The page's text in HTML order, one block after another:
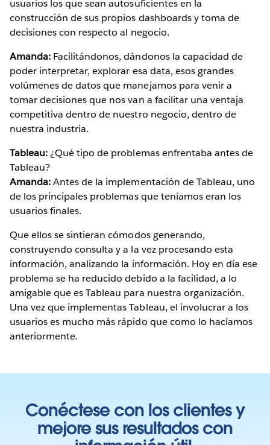
usuarios los que sean autosuficientes en la
construcción de sus propios dashboards y toma de
decisiones con respecto al negocio.
Amanda: Facilitándonos, dándonos la capacidad de
poder interpretar, explorar esa data, esos grandes
volúmenes de datos que manejamos para venir a
tomar decisiones que nos van a facilitar una ventaja
competitiva dentro de nuestro negocio, dentro de
nuestra industria.
Tableau:¿Qué tipo de problemas enfrentaba antes de
Tableau?
Amanda:Antes de la implementación de Tableau, uno
de los principales problemas que teníamos eran los
usuarios finales.
Que ellos se sintieran cómodos generando,
construyendo consulta y a la vez procesando esta
información, analizando la información. Hoy en día ese
problema se ha reducido debido a la facilidad, a lo
amigable que es Tableau para nuestra organización.
Una vez que implementas Tableau, el involucrar a los
usuarios es mucho más rápido que como lo hacíamos
anteriormente.
Conéctese con los clientes y
mejore sus resultados con